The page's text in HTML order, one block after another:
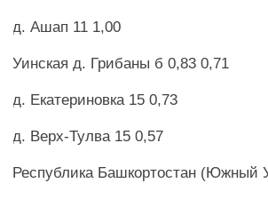
д. Ашап 11 1,00
Уинская д. Грибаны б 0,83 0,71
д. Екатериновка 15 0,73
д. Верх-Тулва 15 0,57
Республика Башкортостан (Южный